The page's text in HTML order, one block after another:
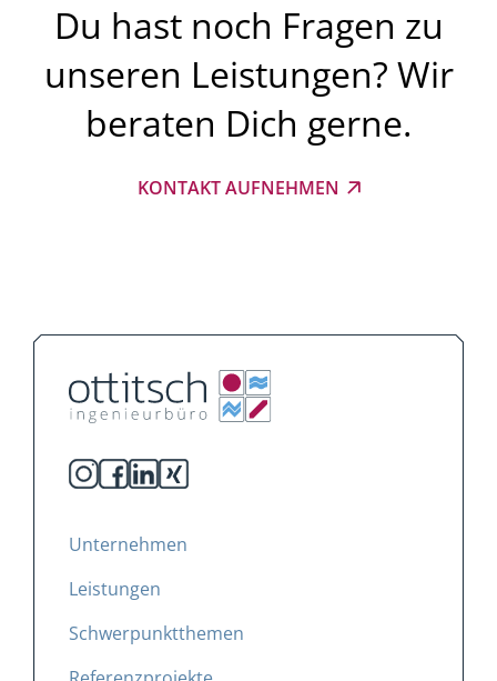
Du hast noch Fragen zu
unseren Leistungen? Wir
beraten Dich gerne.
KONTAKT AUFNEHMEN
Unternehmen
Leistungen
Schwerpunktthemen